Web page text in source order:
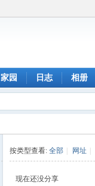
家园 日志 相册
按类型查看: 全部 网址
现在还没分享